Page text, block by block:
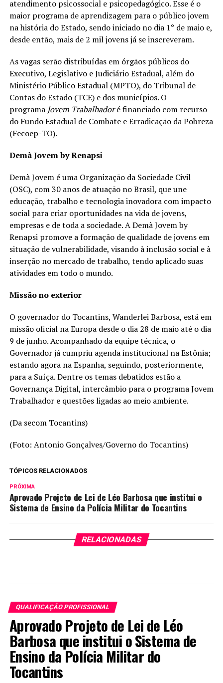
atendimento psicossocial e psicopedagógico. Esse é o
maior programa de aprendizagem para o público jovem
na história do Estado, sendo iniciado no dia 1° de maio e,
desde então, mais de 2 mil jovens já se inscreveram.
As vagas serão distribuídas em órgãos públicos do
Executivo, Legislativo e Judiciário Estadual, além do
Ministério Público Estadual (MPTO), do Tribunal de
Contas do Estado (TCE) e dos municípios. O
programa Jovem Trabalhadoré financiado com recurso
do Fundo Estadual de Combate e Erradicação da Pobreza
(Fecoep-TO).
Demà Jovem by Renapsi
Demà Jovem é uma Organização da Sociedade Civil
(OSC), com 30 anos de atuação no Brasil, que une
educação, trabalho e tecnologia inovadora com impacto
social para criar oportunidades na vida de jovens,
empresas e de toda a sociedade. A Demà Jovem by
Renapsi promove a formação de qualidade de jovens em
situação de vulnerabilidade, visando à inclusão social e à
inserção no mercado de trabalho, tendo aplicado suas
atividades em todo o mundo.
Missão no exterior
O governador do Tocantins, Wanderlei Barbosa, está em
missão oficial na Europa desde o dia 28 de maio até o dia
9 de junho. Acompanhado da equipe técnica, o
Governador já cumpriu agenda institucional na Estônia;
estando agora na Espanha, seguindo, posteriormente,
para a Suíça. Dentre os temas debatidos estão a
Governança Digital, intercâmbio para o programa Jovem
Trabalhador e questões ligadas ao meio ambiente.
(Da secom Tocantins)
(Foto: Antonio Gonçalves/Governo do Tocantins)
TÓPICOS RELACIONADOS
PRÓXIMA
Aprovado Projeto de Lei de Léo Barbosa que institui o
Sistema de Ensino da Polícia Militar do Tocantins
RELACIONADAS
QUALIFICAÇÃO PROFISSIONAL
Aprovado Projeto de Lei de Léo
Barbosa que institui o Sistema de
Ensino da Polícia Militar do
Tocantins